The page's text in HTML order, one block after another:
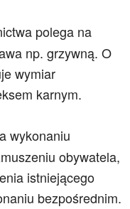
polega na
np. grzywną. O
wymiar
karnym.
wykonaniu
obywatela,
istniejącego
bezpośrednim.